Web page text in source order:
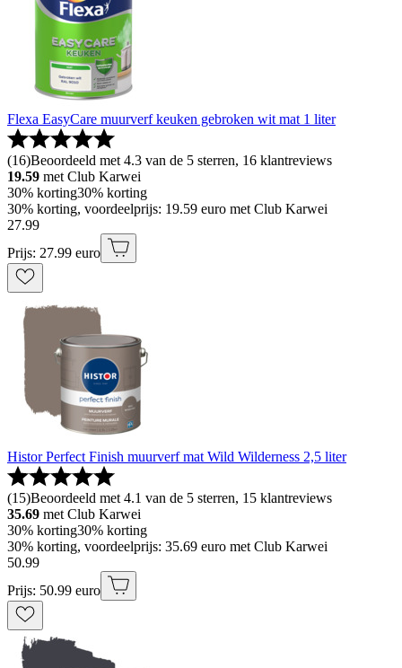
Flexa EasyCare muurverf keuken gebroken wit mat 1 liter
(16)Beoordeeld met 4.3 van de 5 sterren, 16 klantreviews
19.59 met Club Karwei
30% korting30% korting
30% korting, voordeelprijs: 19.59 euro met Club Karwei
27.99
Prijs: 27.99 euro
Histor Perfect Finish muurverf mat Wild Wilderness 2,5 liter
(15)Beoordeeld met 4.1 van de 5 sterren, 15 klantreviews
35.69 met Club Karwei
30% korting30% korting
30% korting, voordeelprijs: 35.69 euro met Club Karwei
50.99
Prijs: 50.99 euro